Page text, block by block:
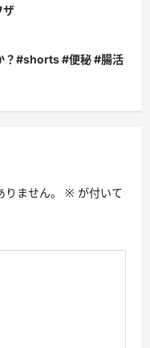
ザ
？#shorts #便秘 #腸活
ません。 ※ が付いて